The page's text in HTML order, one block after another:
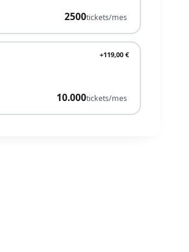
2500tickets/mes
+119,00 €
10.000tickets/mes